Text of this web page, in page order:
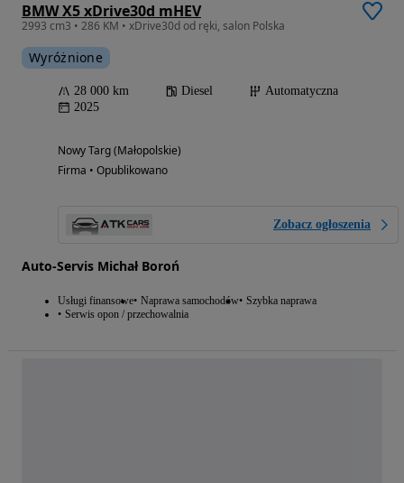
BMW X5 xDrive30d mHEV
2993 cm3 • 286 KM • xDrive30d od ręki, salon Polska
Wyróżnione
28 000 km Diesel
Automatyczna
2025
Nowy Targ (Małopolskie)
Firma • Opublikowano
Zobacz ogłoszenia
Auto-Servis Michał Boroń
Usługi finansowe Naprawa samochodów Szybka naprawa
Serwis opon / przechowalnia